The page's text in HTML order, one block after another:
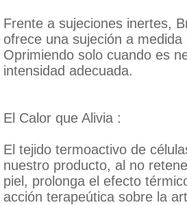
Frente a sujeciones inertes,
ofrece una sujeción a medida
Oprimiendo solo cuando es
intensidad adecuada.
El Calor que Alivia :
El tejido termoactivo de
nuestro producto, al no
piel, prolonga el efecto
acción terapeútica sobre la